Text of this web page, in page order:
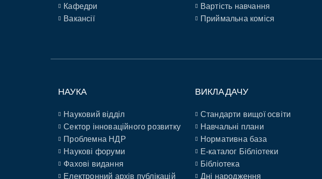
Кафедри
Вакансії
Вартість навчання
Приймальна коміся
НАУКА
Науковий відділ
Сектор інноваційного розвитку
Проблемна НДР
Наукові форуми
Фахові видання
Електронний архів публікацій
ВИКЛАДАЧУ
Стандарти вищої освіти
Навчальні плани
Нормативна база
E-каталог Бібліотеки
Бібліотека
Дні народження